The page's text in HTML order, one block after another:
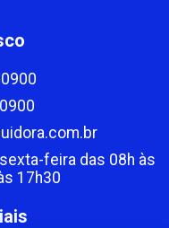
feira das 08h às
17h30